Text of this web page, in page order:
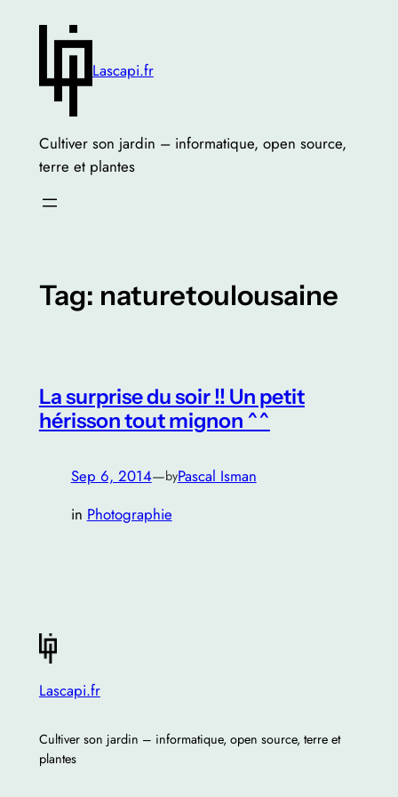
Lascapi.fr
Cultiver son jardin – informatique, open source,
terre et plantes
Tag: naturetoulousaine
La surprise du soir !! Un petit
hérisson tout mignon ^^
Sep 6, 2014—byPascal Isman
in Photographie
Lascapi.fr
Cultiver son jardin – informatique, open source, terre et
plantes